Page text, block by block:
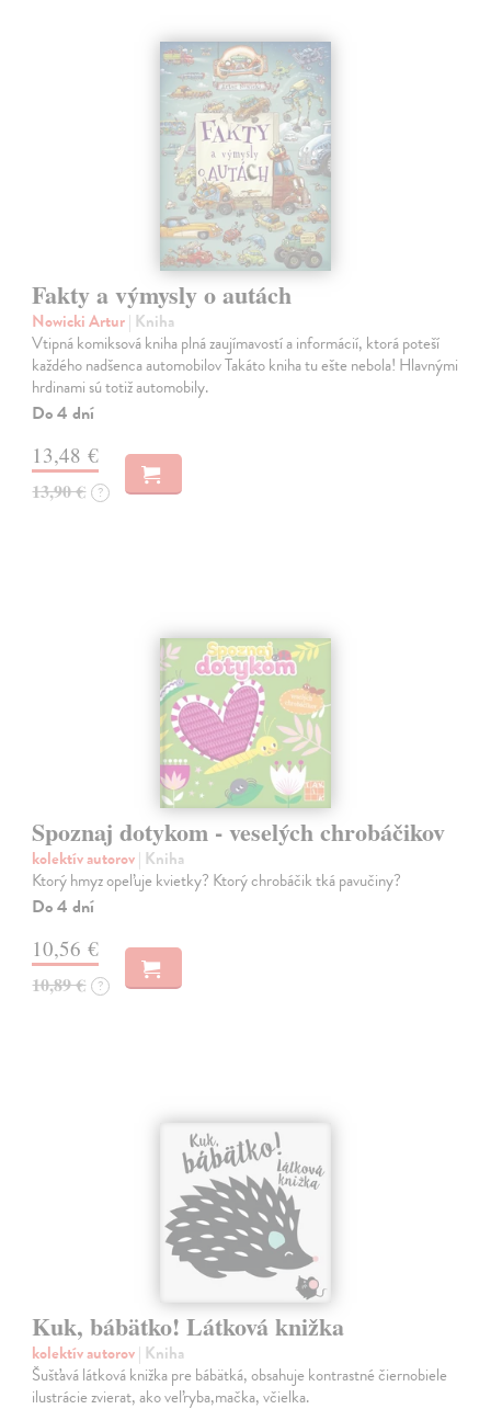
Fakty a výmysly o autách
Nowicki Artur| Kniha
Vtipná komiksová kniha plná zaujímavostí a informácií, ktorá poteší
každého nadšenca automobilov Takáto kniha tu ešte nebola! Hlavnými
hrdinami sú totiž automobily.
Do 4 dní
13,48 €
13,90 € ?
Spoznaj dotykom - veselých chrobáčikov
kolektív autorov| Kniha
Ktorý hmyz opeľuje kvietky? Ktorý chrobáčik tká pavučiny?
Do 4 dní
10,56 €
10,89 € ?
Kuk, bábätko! Látková knižka
kolektív autorov| Kniha
Šušťavá látková knižka pre bábätká, obsahuje kontrastné čiernobiele
ilustrácie zvierat, ako veľryba,mačka, včielka.